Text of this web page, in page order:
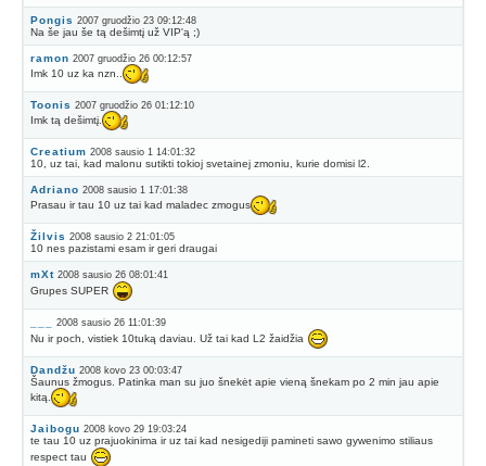
Pongis 2007 gruodžio 23 09:12:48
Na še jau še tą dešimtį už VIP'ą ;)
ramon 2007 gruodžio 26 00:12:57
Imk 10 uz ka nzn..
Toonis 2007 gruodžio 26 01:12:10
Imk tą dešimtį.
Creatium 2008 sausio 1 14:01:32
10, uz tai, kad malonu sutikti tokioj svetainej zmoniu, kurie domisi l2.
Adriano 2008 sausio 1 17:01:38
Prasau ir tau 10 uz tai kad maladec zmogus
Žilvis 2008 sausio 2 21:01:05
10 nes pazistami esam ir geri draugai
mXt 2008 sausio 26 08:01:41
Grupes SUPER
2008 sausio 26 11:01:39
Nu ir poch, vistiek 10tuką daviau. Už tai kad L2 žaidžia
Dandžu 2008 kovo 23 00:03:47
Šaunus žmogus. Patinka man su juo šnekėt apie vieną šnekam po 2 min jau apie
kitą.
Jaibogu 2008 kovo 29 19:03:24
te tau 10 uz prajuokinima ir uz tai kad nesigediji pamineti sawo gywenimo stiliaus
respect tau